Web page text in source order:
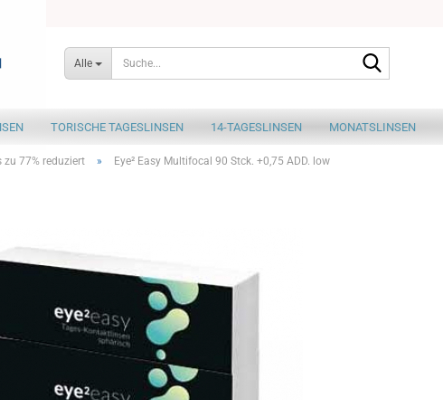
Alle
TORISCHE TAGESLINSEN 14-TAGESLINSEN MONATSLINSEN
zu 77% reduziert » Eye² Easy Multifocal 90 Stck. +0,75 ADD. low